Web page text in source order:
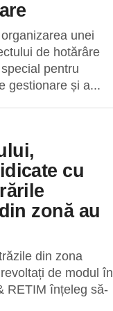
unei
de hotărâre
pentru
gestionare și a...
cu
zonă au
din zona
de modul în
RETIM înțeleg să-